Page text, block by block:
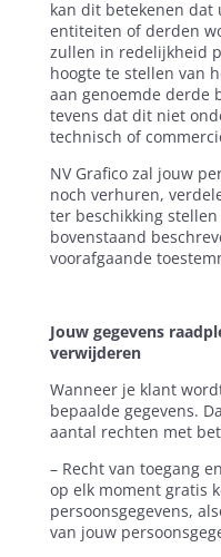
kan dit betekenen dat
entiteiten of derden
zullen in redelijkheid
hoogte te stellen van
aan genoemde derde
tevens dat dit niet
technisch of
NV Grafico zal jouw
noch verhuren,
ter beschikking
bovenstaand
voorafgaande
Jouw gegevens
verwijderen
Wanneer je klant
bepaalde gegevens.
aantal rechten met
– Recht van toegang
op elk moment gratis
persoonsgegevens,
van jouw